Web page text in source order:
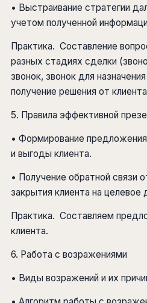
• Выстраивание стратегии
учетом полученной
Практика. Составление
разных стадиях сделки
звонок, звонок для
получение решения от
5. Правила эффективной
• Формирование
и выгоды клиента.
• Получение обратной связи
закрытия клиента на целевое
Практика. Составляем
клиента.
6. Работа с возражениями
• Виды возражений и их